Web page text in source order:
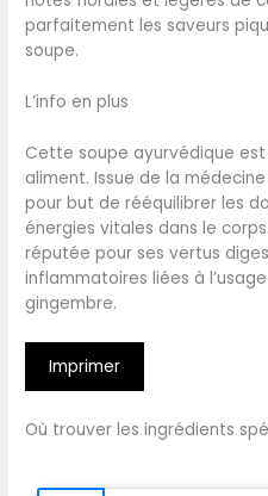
parfaitement les saveurs
soupe.
L’info en plus
Cette soupe ayurvédique
aliment. Issue de la
pour but de rééquilibrer les
énergies vitales dans le
réputée pour ses vertus
inflammatoires liées à
gingembre.
Imprimer
Où trouver les ingrédients